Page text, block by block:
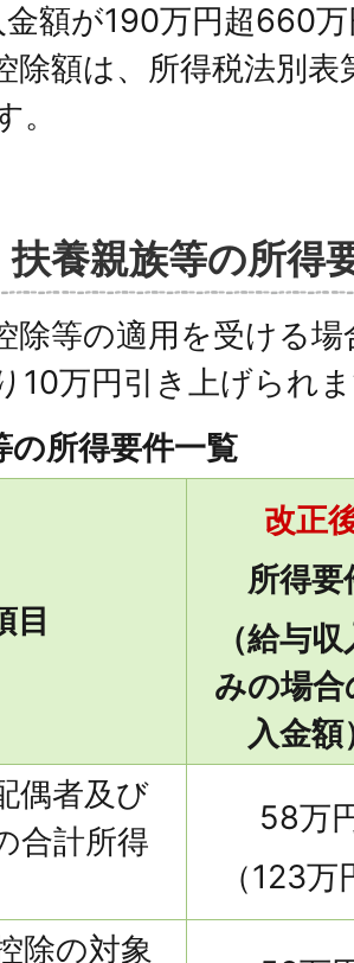
額が190万円超660
除額は、所得税法別
。
扶養親族等の所得
除等の適用を受ける
10万円引き上げられ
の所得要件一覧
目
改正
所得要
（給与
みの場合
入金額
偶者及び
合計所得
58万
（123万
除の対象